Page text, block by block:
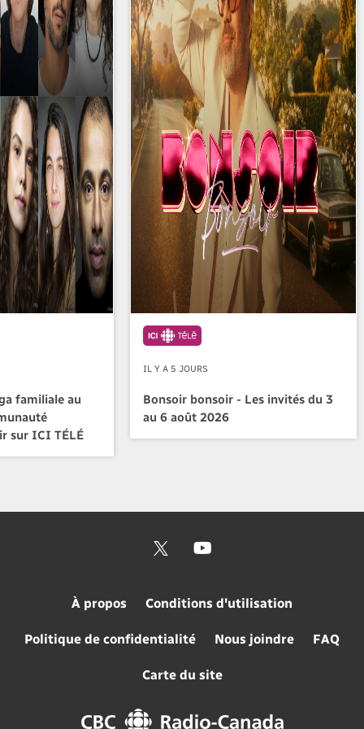
familiale au
sur ICI TÉLÉ
IL Y A 5 JOURS
Bonsoir bonsoir - Les invités du 3
au 6 août 2026
À propos Conditions d'utilisation
Politique de confidentialité Nous joindre FAQ
Carte du site